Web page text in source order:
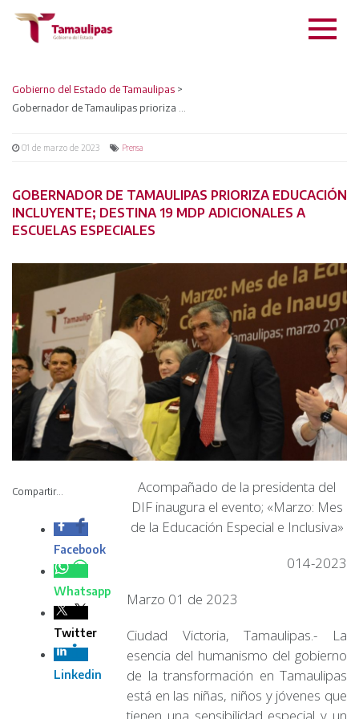
Gobierno del Estado de Tamaulipas >
01 de marzo de 2023 Prensa
GOBERNADOR DE TAMAULIPAS PRIORIZA EDUCACIÓN
INCLUYENTE; DESTINA 19 MDP ADICIONALES A
ESCUELAS ESPECIALES
Compartir...
Facebook
Whatsapp
Twitter
Linkedin
Acompañado de la presidenta del
DIF inaugura el evento; «Marzo: Mes
de la Educación Especial e Inclusiva»
014-2023
Marzo 01 de 2023
Ciudad Victoria, Tamaulipas.- La
esencia del humanismo del gobierno
de la transformación en Tamaulipas
está en las niñas, niños y jóvenes que
tienen una sensibilidad especial y un